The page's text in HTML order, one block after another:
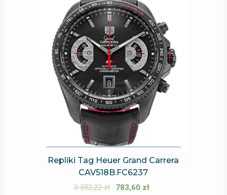
Repliki Tag Heuer Grand Carrera
CAV518B.FC6237
3 592,22zł 783,60 zł